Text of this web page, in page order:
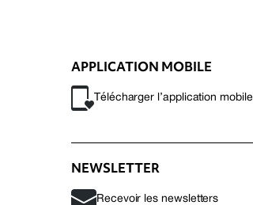
APPLICATION MOBILE
Télécharger l’application mobile
NEWSLETTER
Recevoir les newsletters